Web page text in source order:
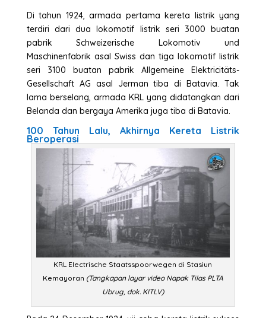
Di tahun 1924, armada pertama kereta listrik yang
terdiri dari dua lokomotif listrik seri 3000 buatan
pabrik Schweizerische Lokomotiv und
Maschinenfabrik asal Swiss dan tiga lokomotif listrik
seri 3100 buatan pabrik Allgemeine Elektricitäts-
Gesellschaft AG asal Jerman tiba di Batavia. Tak
lama berselang, armada KRL yang didatangkan dari
Belanda dan bergaya Amerika juga tiba di Batavia.
100 Tahun Lalu, Akhirnya Kereta Listrik
Beroperasi
KRL Electrische Staatsspoorwegen di Stasiun
Kemayoran (Tangkapan layar video Napak Tilas PLTA
Ubrug, dok. KITLV)